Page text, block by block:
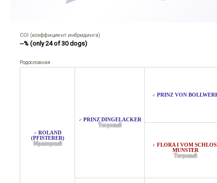
COI (коэффициент инбридинга)
--% (only 24 of 30 dogs)
Родословная
♂ ROLAND
(PFISTERER)
Мраморный
♂ PRINZ DINGELACKER
Тигровый
♂ PRINZ VON
♀ FLORA I VOM
MUNSTER
Тигровый